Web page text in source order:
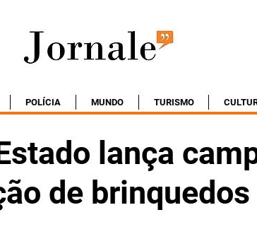
POLÍCIA MUNDO TURISMO
lança
de brinquedos